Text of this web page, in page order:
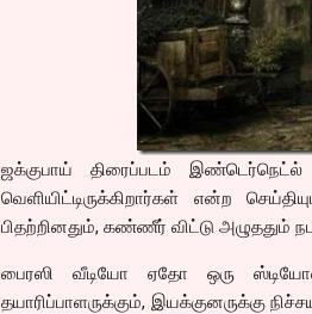
ஜக்குபாய் திரைப்படம் இண்டெர்நெட்ல்
வெளியிட்டிருக்கிறார்கள் என்ற
பிதற்றினதும், கண்ணீர் விட்டு அழுததும்
பைரஸி வீடியோ ஏதோ ஒரு
தயாரிப்பாளருக்கும், இயக்குனருக்கு